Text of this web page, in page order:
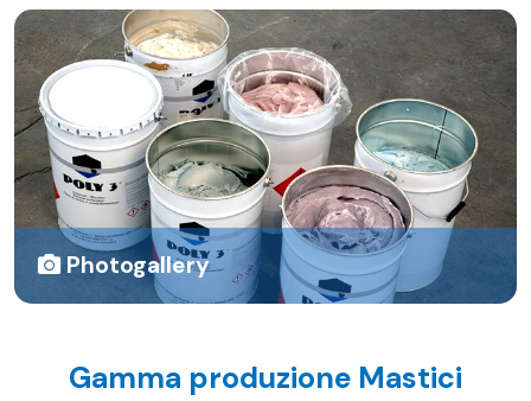
Photogallery
Gamma produzione Mastici